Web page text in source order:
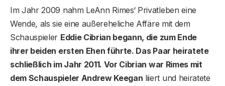
Im Jahr 2009 nahm LeAnn Rimes‘ Privatleben eine
Wende, als sie eine außereheliche Affäre mit dem
Schauspieler Eddie Cibrian begann, die zum Ende
ihrer beiden ersten Ehen führte. Das Paar heiratete
schließlich im Jahr 2011. Vor Cibrian war Rimes mit
dem Schauspieler Andrew Keegan liiert und heiratete